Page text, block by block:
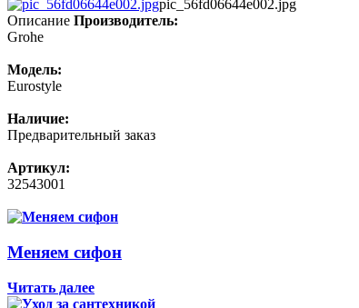
pic_56fd06644e002.jpg
Описание Производитель:
Grohe
Модель:
Eurostyle
Наличие:
Предварительный заказ
Артикул:
32543001
Меняем сифон
Читать далее